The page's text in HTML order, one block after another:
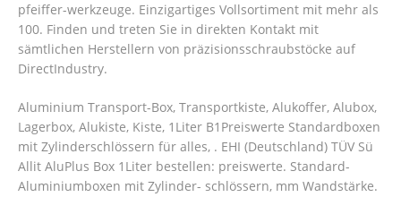
pfeiffer-werkzeuge. Einzigartiges Vollsortiment mit mehr als
100. Finden und treten Sie in direkten Kontakt mit
sämtlichen Herstellern von präzisionsschraubstöcke auf
DirectIndustry.
Aluminium Transport-Box, Transportkiste, Alukoffer, Alubox,
Lagerbox, Alukiste, Kiste, 1Liter B1Preiswerte Standardboxen
mit Zylinderschlössern für alles, . EHI (Deutschland) TÜV Sü
Allit AluPlus Box 1Liter bestellen: preiswerte. Standard-
Aluminiumboxen mit Zylinder- schlössern, mm Wandstärke.